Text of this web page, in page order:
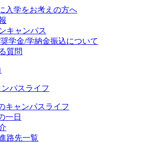
入学をお考えの方へ
キャンパス
学金/学納金振込について
質問
パスライフ
キャンパスライフ
一日
路先一覧